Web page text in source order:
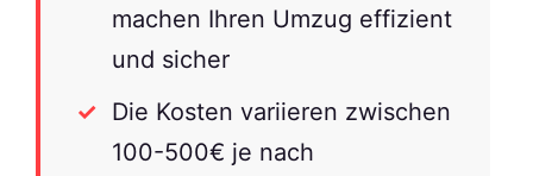
machen Ihren Umzug effizient
und sicher
Die Kosten variieren zwischen
100-500€ je nach